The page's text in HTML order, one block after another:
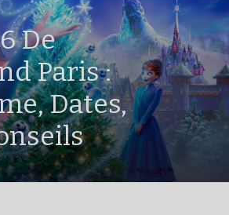
De
Paris :
Dates,